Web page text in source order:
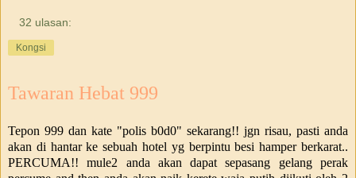
32 ulasan:
Kongsi
Tawaran Hebat 999
Tepon 999 dan kate "polis b0d0" sekarang!! jgn risau, pasti anda
akan di hantar ke sebuah hotel yg berpintu besi hamper berkarat..
PERCUMA!! mule2 anda akan dapat sepasang gelang perak